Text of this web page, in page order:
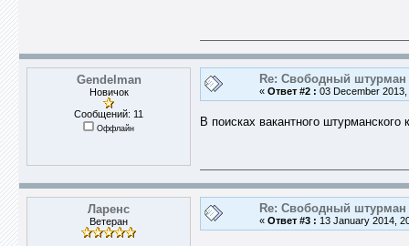
Gendelman
Новичок
Сообщений: 11
Оффлайн
Re: Свободный штурман
« Ответ #2 : 03 December
В поисках вакантного
Ларенс
Ветеран
Re: Свободный штурман
« Ответ #3 : 13 January 2014,